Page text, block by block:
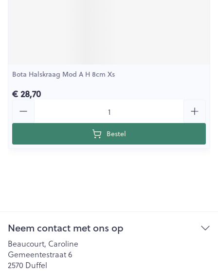
Bota Halskraag Mod A H 8cm Xs
€ 28,70
Bestel
Neem contact met ons op
Beaucourt, Caroline
Gemeentestraat 6
2570 Duffel